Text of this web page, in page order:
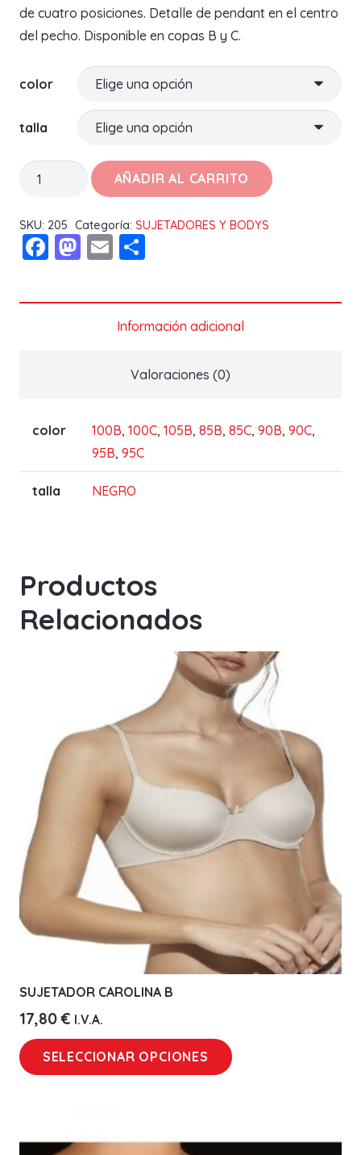
de cuatro posiciones. Detalle de pendant en el centro
del pecho. Disponible en copas B y C.
color
talla
SUJETADOR
359
cantidad
AÑADIR AL CARRITO
SKU: 205 Categoría: SUJETADORES Y BODYS
Facebook
Mastodon
Email
Información adicional
Valoraciones (0)
color 100B, 100C, 105B, 85B, 85C, 90B, 90C,
95B, 95C
talla NEGRO
Productos
Relacionados
SUJETADOR CAROLINA B
17,80€ I.V.A.
SELECCIONAR OPCIONES